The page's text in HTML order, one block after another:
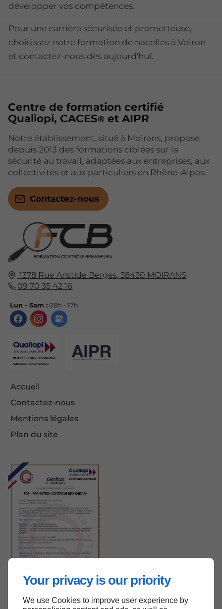
Your privacy is our priority
We use Cookies to improve user experience by
développer vos compétences.
Pour une carrière sécurisée et prometteuse,
choisissez notre formation de nacelles à Voiron
et contactez-nous dès aujourd'hui.
1378 Rue Aristide Berges, 38430 MOIRANS
09 70 35 42 16
Lun - Sam :08h - 17h
Accueil
Contactez-nous
Mentions légales
Plan du site
Centre de formation certifié
Qualiopi, CACES® et AIPR
Notre établissement, situé à Moirans, propose
depuis 2013 des formations ciblées sur la
sécurité au travail, adaptées aux entreprises, aux
collectivités et aux particuliers en Rhône-Alpes.
Contactez-nous